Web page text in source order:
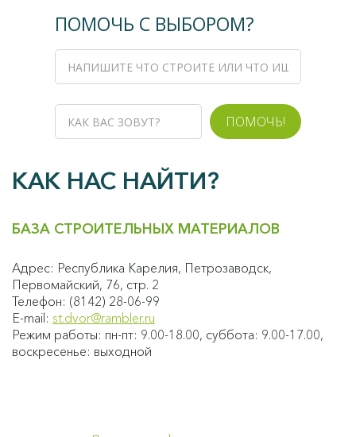
ПОМОЧЬ С ВЫБОРОМ?
ПОМОЧЬ!
КАК НАС НАЙТИ?
БАЗА СТРОИТЕЛЬНЫХ МАТЕРИАЛОВ
Адрес: Республика Карелия, Петрозаводск,
Первомайский, 76, стр. 2
Телефон: (8142) 28-06-99
E-mail: st.dvor@rambler.ru
Режим работы: пн-пт: 9.00-18.00, суббота: 9.00-17.00,
воскресенье: выходной